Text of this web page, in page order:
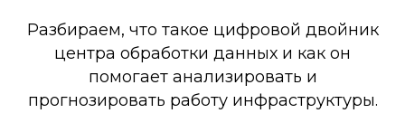
Разбираем, что такое цифровой двойник
центра обработки данных и как он
помогает анализировать и
прогнозировать работу инфраструктуры.